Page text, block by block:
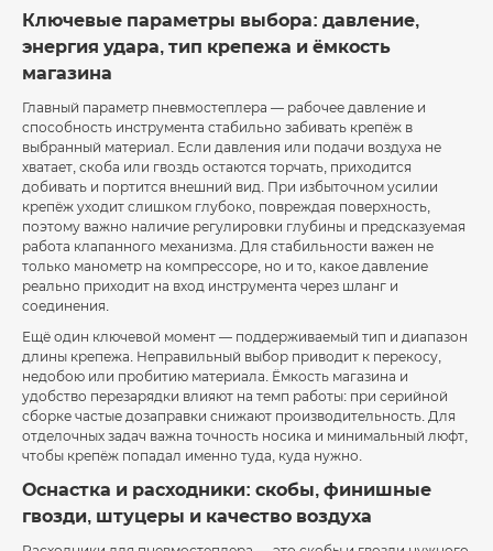
Ключевые параметры выбора: давление,
энергия удара, тип крепежа и ёмкость
магазина
Главный параметр пневмостеплера — рабочее давление и
способность инструмента стабильно забивать крепёж в
выбранный материал. Если давления или подачи воздуха не
хватает, скоба или гвоздь остаются торчать, приходится
добивать и портится внешний вид. При избыточном усилии
крепёж уходит слишком глубоко, повреждая поверхность,
поэтому важно наличие регулировки глубины и предсказуемая
работа клапанного механизма. Для стабильности важен не
только манометр на компрессоре, но и то, какое давление
реально приходит на вход инструмента через шланг и
соединения.
Ещё один ключевой момент — поддерживаемый тип и диапазон
длины крепежа. Неправильный выбор приводит к перекосу,
недобою или пробитию материала. Ёмкость магазина и
удобство перезарядки влияют на темп работы: при серийной
сборке частые дозаправки снижают производительность. Для
отделочных задач важна точность носика и минимальный люфт,
чтобы крепёж попадал именно туда, куда нужно.
Оснастка и расходники: скобы, финишные
гвозди, штуцеры и качество воздуха